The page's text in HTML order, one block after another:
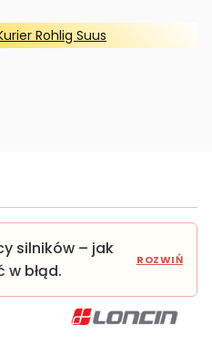
Rohlig Suus
silników – jak
błąd.